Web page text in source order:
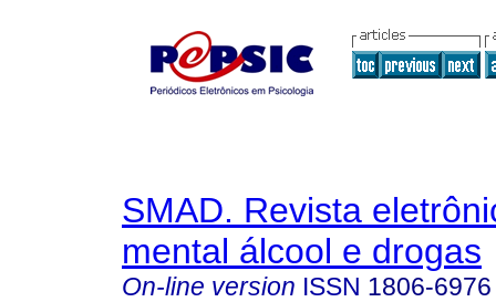
SMAD. Revista
mental álcool e drogas
On-line version ISSN 1806-6976